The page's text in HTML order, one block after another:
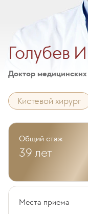
Голубев
Доктор
Кистевой хирург
Общий стаж
39 лет
Места приема